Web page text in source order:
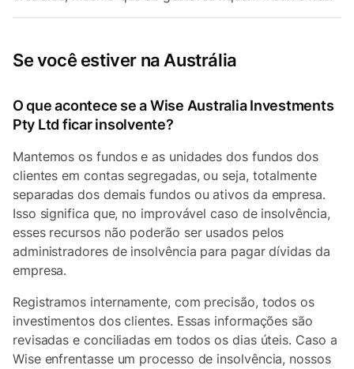
Se você estiver na Austrália
O que acontece se a Wise Australia Investments
Pty Ltd ficar insolvente?
Mantemos os fundos e as unidades dos fundos dos
clientes em contas segregadas, ou seja, totalmente
separadas dos demais fundos ou ativos da empresa.
Isso significa que, no improvável caso de insolvência,
esses recursos não poderão ser usados pelos
administradores de insolvência para pagar dívidas da
empresa.
Registramos internamente, com precisão, todos os
investimentos dos clientes. Essas informações são
revisadas e conciliadas em todos os dias úteis. Caso a
Wise enfrentasse um processo de insolvência, nossos